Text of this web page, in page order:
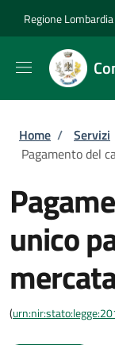
Regione Lombardia
Briciole
Home / Servizi
Pagamento del
unico
(